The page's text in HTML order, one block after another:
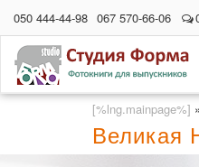
050 444-44-98 067 570-66-06
[%lng.mainpage%] »
Великая